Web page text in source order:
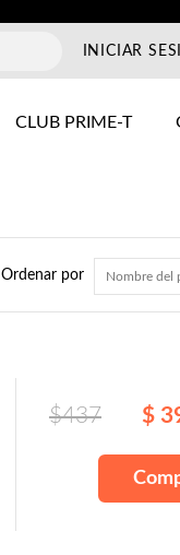
INICIAR
CLUB PRIME-T
Ordenar por
$437 $